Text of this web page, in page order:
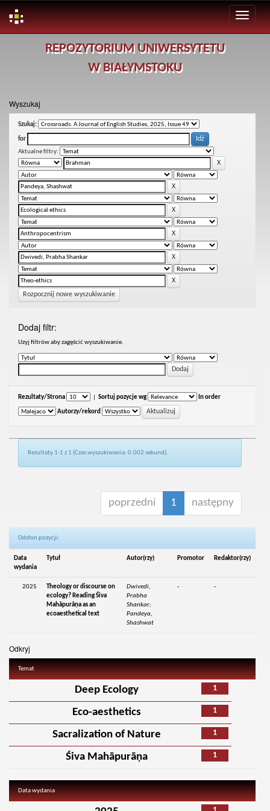
REPOZYTORIUM UNIWERSYTETU
W BIAŁYMSTOKU
Wyszukaj
Szukaj:
for
Aktualne filtry:
Rozpocznij nowe wyszukiwanie
Dodaj filtr:
Uzyj filtrów aby zagęścić wyszukiwanie.
Rezultaty/Strona Sortuj pozycje wg In order
Autorzy/rekord
Rezultaty 1-1 z 1 (Czas wyszukiwania: 0.002 sekund).
poprzedni 1 następny
Odsłon pozycji:
Data
wydania
Tytuł Autor(rzy) Promotor Redaktor(rzy)
2025
Theology or discourse on
ecology? Reading Śiva
Mahāpurāṇa as an
ecoaesthetical text
Dwivedi,
Prabha
Shankar;
Pandeya,
Shashwat
- -
Odkryj
Temat
1
Deep Ecology
1
Eco-aesthetics
1
Sacralization of Nature
1
Śiva Mahāpurāṇa
Data wydania